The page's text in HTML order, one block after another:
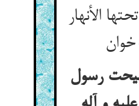
الأنهار
خوان‏
رسول